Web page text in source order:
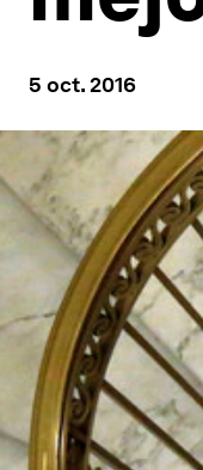
5 oct. 2016